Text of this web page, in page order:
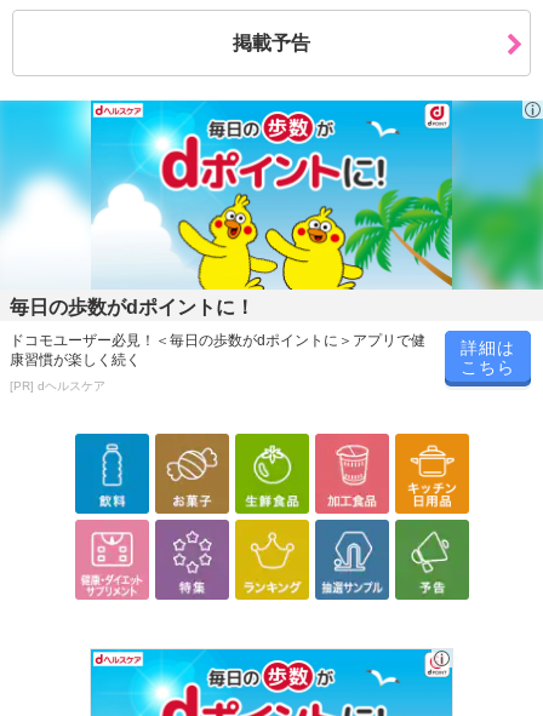
掲載予告
毎日の歩数がdポイントに！
ドコモユーザー必見！＜毎日の歩数がdポイントに＞アプリで健
康習慣が楽しく続く
[PR] dヘルスケア
詳細は
こちら